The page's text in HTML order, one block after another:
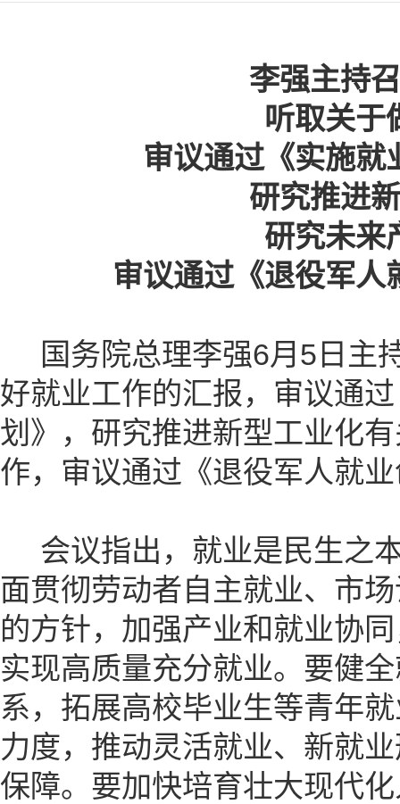
李强主持
听取关于
审议通过《实施就
研究推进
研究未来
审议通过《退役军人
国务院总理李强6月5日主
好就业工作的汇报，审议通
划》，研究推进新型工业化
作，审议通过《退役军人就
会议指出，就业是民生之
面贯彻劳动者自主就业、市
的方针，加强产业和就业协
实现高质量充分就业。要健
系，拓展高校毕业生等青年
力度，推动灵活就业、新就
保障。要加快培育壮大现代